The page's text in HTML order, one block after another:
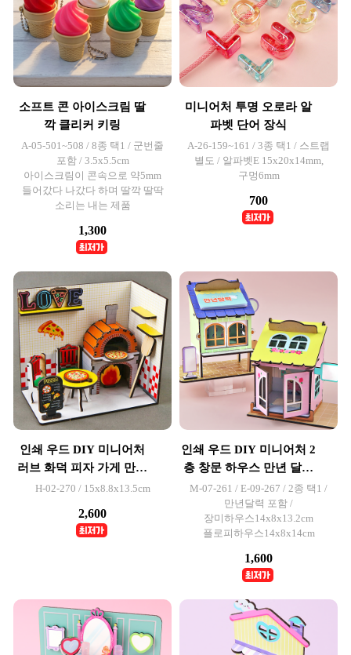
소프트 콘 아이스크림 딸
깍 클리커 키링
A-05-501~508 / 8종 택1 / 군번줄
포함 / 3.5x5.5cm
아이스크림이 콘속으로 약5mm
들어갔다 나갔다 하며 딸깍 딸딱
소리는 내는 제품
1,300
미니어처 투명 오로라 알
파벳 단어 장식
A-26-159~161 / 3종 택1 / 스트랩
별도 / 알파벳E 15x20x14mm,
구멍6mm
700
인쇄 우드 DIY 미니어처
러브 화덕 피자 가게 만들
기
H-02-270 / 15x8.8x13.5cm
2,600
인쇄 우드 DIY 미니어처 2
층 창문 하우스 만년 달력
세트
M-07-261 / E-09-267 / 2종 택1 /
만년달력 포함 /
장미하우스14x8x13.2cm
플로피하우스14x8x14cm
1,600